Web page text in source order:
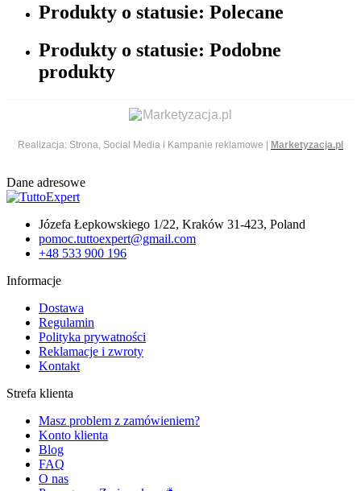
Produkty o statusie: Polecane
Produkty o statusie: Podobne
produkty
Realizacja: Strona, Social Media i Kampanie reklamowe | Marketyzacja.pl
Dane adresowe
Józefa Łepkowskiego 1/22, Kraków 31-423, Poland
pomoc.tuttoexpert@gmail.com
+48 533 900 196
Informacje
Dostawa
Regulamin
Polityka prywatności
Reklamacje i zwroty
Kontakt
Strefa klienta
Masz problem z zamówieniem?
Konto klienta
Blog
FAQ
O nas